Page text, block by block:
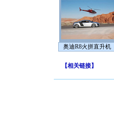
奥迪R8火拼直升机
【相关链接】